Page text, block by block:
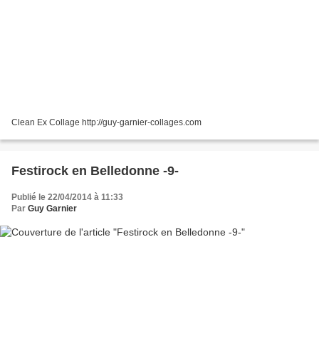
Clean Ex Collage http://guy-garnier-collages.com
Festirock en Belledonne -9-
Publié le 22/04/2014 à 11:33
Par Guy Garnier